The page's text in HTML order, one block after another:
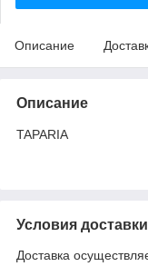
Описание
Описание
TAPARIA
Условия доставки
Доставка